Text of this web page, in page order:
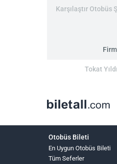
Karşılaştır Otobüs
Tokat
Otobüs Bileti
En Uygun Otobüs Bileti
Tüm Seferler